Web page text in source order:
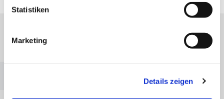
Statistiken
Marketing
Details zeigen
Bitte akzeptieren Sie Marketing-Cookies, um diese